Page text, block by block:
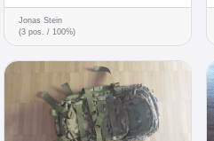
Jonas Stein
(3 pos. / 100%)